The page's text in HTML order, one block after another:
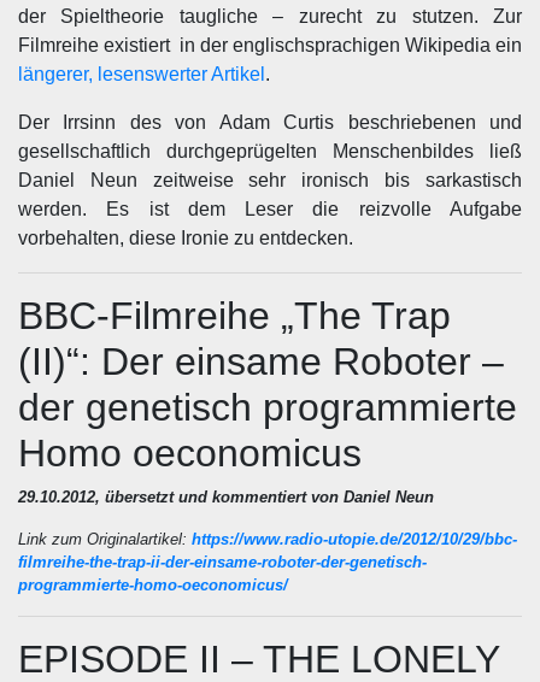
der Spieltheorie taugliche – zurecht zu stutzen. Zur
Filmreihe existiert in der englischsprachigen Wikipedia ein
längerer, lesenswerter Artikel .
Der Irrsinn des von Adam Curtis beschriebenen und
gesellschaftlich durchgeprügelten Menschenbildes ließ
Daniel Neun zeitweise sehr ironisch bis sarkastisch
werden. Es ist dem Leser die reizvolle Aufgabe
vorbehalten, diese Ironie zu entdecken.
BBC-Filmreihe „The Trap
(II)“: Der einsame Roboter –
der genetisch programmierte
Homo oeconomicus
29.10.2012, übersetzt und kommentiert von Daniel Neun
Link zum Originalartikel: https://www.radio-utopie.de/2012/10/29/bbc-
filmreihe-the-trap-ii-der-einsame-roboter-der-genetisch-
programmierte-homo-oeconomicus/
EPISODE II – THE LONELY